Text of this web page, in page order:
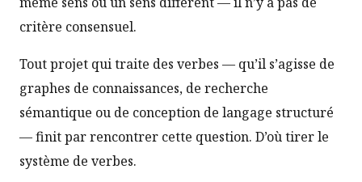
critère consensuel.
Tout projet qui traite des verbes — qu’il s’agisse de
graphes de connaissances, de recherche
sémantique ou de conception de langage structuré
— finit par rencontrer cette question. D’où tirer le
système de verbes.